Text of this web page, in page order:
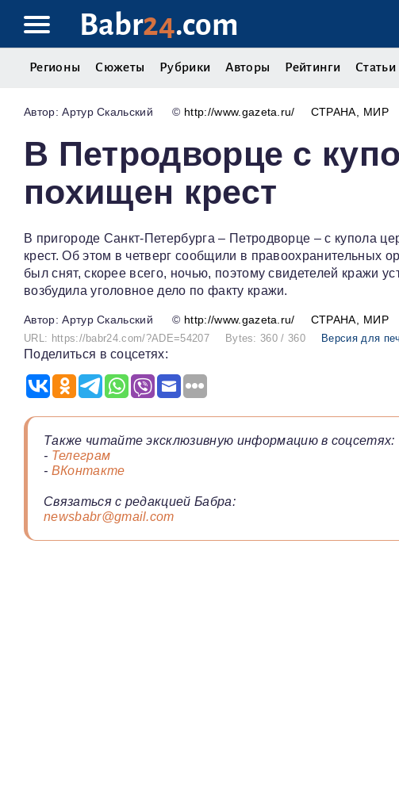
Babr24.com
Регионы Сюжеты Рубрики Авторы Рейтинги Статьи
Артур Скальский © http://www.gazeta.ru/ СТРАНА МИР
В Петродворце с
похищен крест
В пригороде Санкт-Петербурга – Петродворце – с купола
крест. Об этом в четверг сообщили в правоохранительных
был снят, скорее всего, ночью, поэтому свидетелей кражи
возбудила уголовное дело по факту кражи.
Артур Скальский © http://www.gazeta.ru/ СТРАНА МИР
URL: https://babr24.com/?ADE=54207 Bytes: 360 / 360 Версия для
Поделиться в соцсетях:
Также читайте эксклюзивную информацию в соцсетях:
- Телеграм
- ВКонтакте
Связаться с редакцией Бабра:
newsbabr@gmail.com